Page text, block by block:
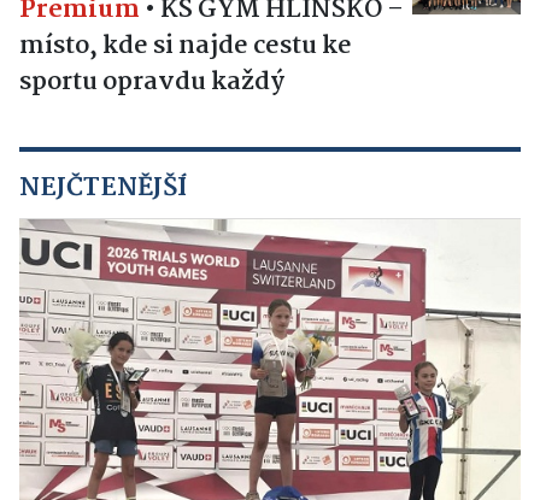
Premium • KS GYM HLINSKO –
místo, kde si najde cestu ke
sportu opravdu každý
NEJČTENĚJŠÍ